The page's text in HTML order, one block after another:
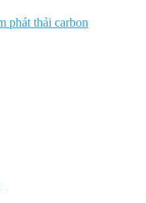
phát thải carbon